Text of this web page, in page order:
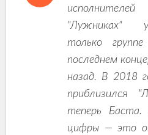
"Лужниках"
только
последнем
назад. В 2018
приблизился
теперь
цифры — это